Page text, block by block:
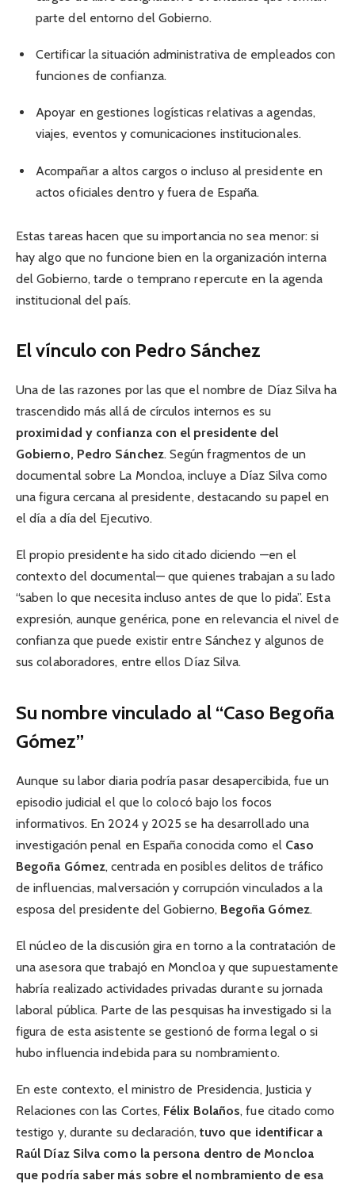
parte del entorno del Gobierno.
Certificar la situación administrativa de empleados con
funciones de confianza.
Apoyar en gestiones logísticas relativas a agendas,
viajes, eventos y comunicaciones institucionales.
Acompañar a altos cargos o incluso al presidente en
actos oficiales dentro y fuera de España.
Estas tareas hacen que su importancia no sea menor: si
hay algo que no funcione bien en la organización interna
del Gobierno, tarde o temprano repercute en la agenda
institucional del país.
El vínculo con Pedro Sánchez
Una de las razones por las que el nombre de Díaz Silva ha
trascendido más allá de círculos internos es su
proximidad y confianza con el presidente del
Gobierno, Pedro Sánchez. Según fragmentos de un
documental sobre La Moncloa, incluye a Díaz Silva como
una figura cercana al presidente, destacando su papel en
el día a día del Ejecutivo.
El propio presidente ha sido citado diciendo —en el
contexto del documental— que quienes trabajan a su lado
“saben lo que necesita incluso antes de que lo pida”. Esta
expresión, aunque genérica, pone en relevancia el nivel de
confianza que puede existir entre Sánchez y algunos de
sus colaboradores, entre ellos Díaz Silva.
Su nombre vinculado al “Caso Begoña
Gómez”
Aunque su labor diaria podría pasar desapercibida, fue un
episodio judicial el que lo colocó bajo los focos
informativos. En 2024 y 2025 se ha desarrollado una
investigación penal en España conocida como el Caso
Begoña Gómez, centrada en posibles delitos de tráfico
de influencias, malversación y corrupción vinculados a la
esposa del presidente del Gobierno, Begoña Gómez.
El núcleo de la discusión gira en torno a la contratación de
una asesora que trabajó en Moncloa y que supuestamente
habría realizado actividades privadas durante su jornada
laboral pública. Parte de las pesquisas ha investigado si la
figura de esta asistente se gestionó de forma legal o si
hubo influencia indebida para su nombramiento.
En este contexto, el ministro de Presidencia, Justicia y
Relaciones con las Cortes, Félix Bolaños, fue citado como
testigo y, durante su declaración, tuvo que identificar a
Raúl Díaz Silva como la persona dentro de Moncloa
que podría saber más sobre el nombramiento de esa